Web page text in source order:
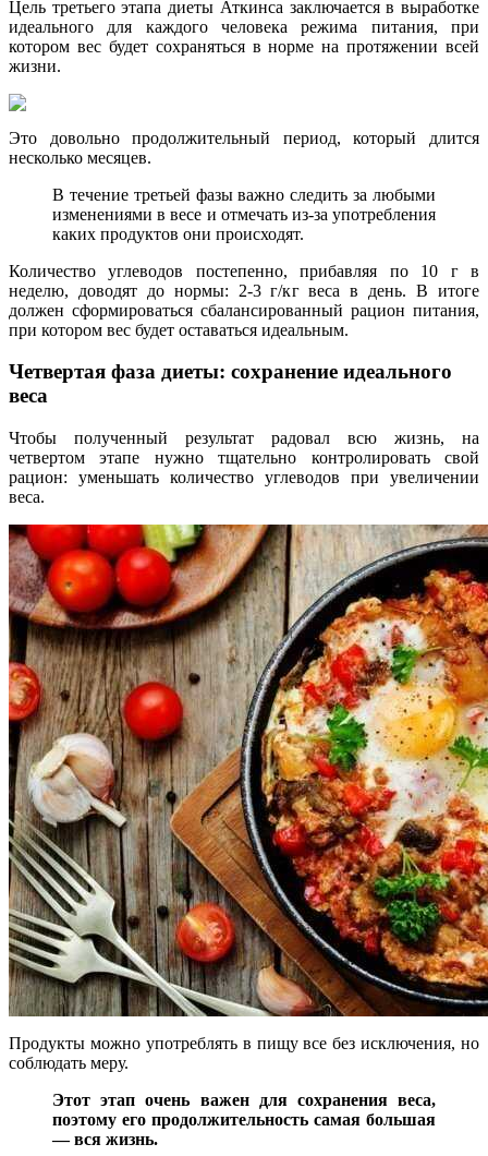
Цель третьего этапа диеты Аткинса заключается в выработке
идеального для каждого человека режима питания, при
котором вес будет сохраняться в норме на протяжении всей
жизни.
Это довольно продолжительный период, который длится
несколько месяцев.
В течение третьей фазы важно следить за любыми
изменениями в весе и отмечать из-за употребления
каких продуктов они происходят.
Количество углеводов постепенно, прибавляя по 10 г в
неделю, доводят до нормы: 2-3 г/кг веса в день. В итоге
должен сформироваться сбалансированный рацион питания,
при котором вес будет оставаться идеальным.
Четвертая фаза диеты: сохранение идеального
веса
Чтобы полученный результат радовал всю жизнь, на
четвертом этапе нужно тщательно контролировать свой
рацион: уменьшать количество углеводов при увеличении
веса.
Продукты можно употреблять в пищу все без исключения, но
соблюдать меру.
Этот этап очень важен для сохранения веса,
поэтому его продолжительность самая большая
— вся жизнь.